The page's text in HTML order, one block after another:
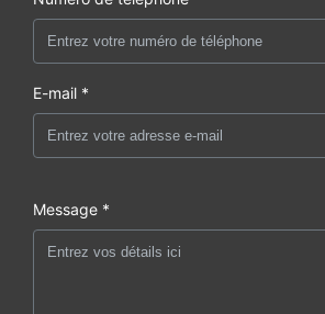
E-mail *
Message *